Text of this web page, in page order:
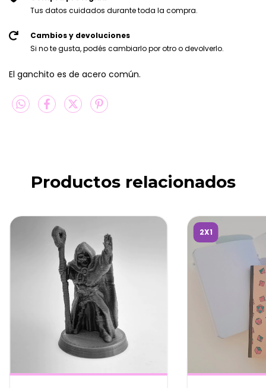
Tus datos cuidados durante toda la compra.
Cambios y devoluciones
Si no te gusta, podés cambiarlo por otro o devolverlo.
El ganchito es de acero común.
Productos relacionados
2X1